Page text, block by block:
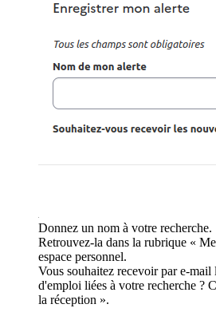
Donnez un nom à votre recherche.
Retrouvez-la dans la rubrique «
espace personnel.
Vous souhaitez recevoir par e-mail
d'emploi liées à votre recherche ?
la réception ».